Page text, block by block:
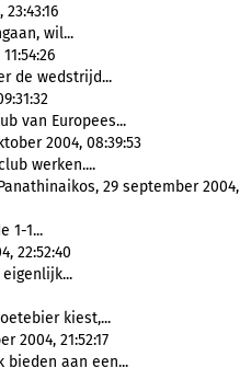
wil...
de wedstrijd...
van Europees...
2004, 08:39:53
werken....
29 september 2004,
1-1...
22:52:40
kiest,...
2004, 21:52:17
bieden aan een...